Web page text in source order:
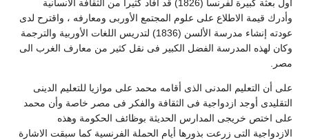
أول بعثة كبيرة لفرنسا (1826) قد أفاد كثيرا من الثقافة الانسانية
وأدرك قيمة الاطلاع على علوم المجتمع الأوربى ومعارفه ، واقترح لدى
عودته إنشاء مدرسة الألسن (1836) لتدريس اللغات الأوربية والترجمة
وكان لهذه المدرسة الفضل الكبير فى نقل كثير من معارف الغرب الى
مصر.
على أن التعليم المدنى الذى أقامه محمد على موازيا للتعليم الدينى
التقليدى أوجد ازدواجية فى الثقافة والفكر فى مصر خاصة وأن محمد
على اختص خريجى المدارس الحديثة بوظائف الحكومة وهذه
الازدواجية التى زرعت بذورها أيام الحملة الفرنسية كما سبقت الاشارة